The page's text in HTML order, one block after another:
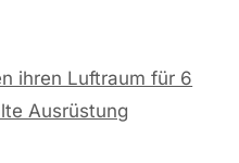
ihren Luftraum für 6
Ausrüstung